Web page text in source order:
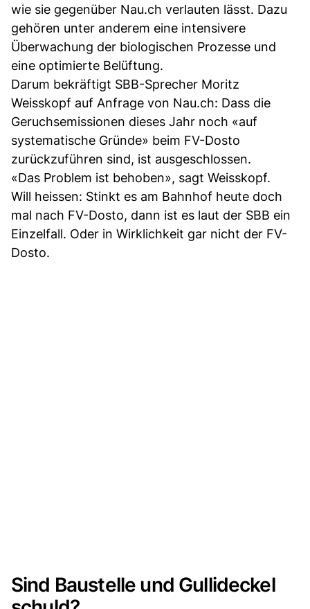
wie sie gegenüber Nau.ch verlauten lässt. Dazu
gehören unter anderem eine intensivere
Überwachung der biologischen Prozesse und
eine optimierte Belüftung.
Darum bekräftigt SBB-Sprecher Moritz
Weisskopf auf Anfrage von Nau.ch: Dass die
Geruchsemissionen dieses Jahr noch «auf
systematische Gründe» beim FV-Dosto
zurückzuführen sind, ist ausgeschlossen.
«Das Problem ist behoben», sagt Weisskopf.
Will heissen: Stinkt es am Bahnhof heute doch
mal nach FV-Dosto, dann ist es laut der SBB ein
Einzelfall. Oder in Wirklichkeit gar nicht der FV-
Dosto.
Sind Baustelle und Gullideckel